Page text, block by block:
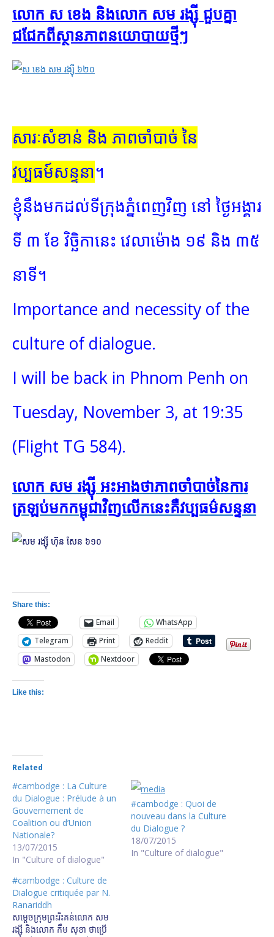
លោក ស ខេង និង​លោក សម រង្ស៊ី ជួប​គ្នា​
ជជែក​ពី​ស្ថានភាព​នយោបាយ​ថ្មីៗ
សារៈសំខាន់ និង ភាពចាំបាច់ នៃ
វប្បធម៍សន្ទនា។
ខ្ញំុនឹងមកដល់ទីក្រុងភ្នំពេញវិញ នៅ ថ្ងៃអង្គារ
ទី ៣ ខែ វិច្ឆិកានេះ វេលាម៉ោង ១៩ និង ៣៥
នាទី។
Importance and necessity of the
culture of dialogue.
I will be back in Phnom Penh on
Tuesday, November 3, at 19:35
(Flight TG 584).
លោក សម រង្ស៊ី អះអាង​ថា​ភាព​ចាំបាច់​នៃ​ការ​
ត្រឡប់​មក​កម្ពុជា​វិញ​លើក​នេះ​គឺ​វប្បធម៌​សន្ទនា
Share this:
Email
WhatsApp
Telegram
Print
Reddit
Mastodon
Nextdoor
Like this:
Related
#cambodge : La Culture
du Dialogue : Prélude à un
Gouvernement de
Coalition ou d’Union
Nationale?
13/07/2015
In "Culture of dialogue"
#cambodge : Quoi de
nouveau dans la Culture
du Dialogue ?
18/07/2015
In "Culture of dialogue"
#cambodge : Culture de
Dialogue critiquée par N.
Ranariddh
សម្ដេច​ក្រុម​ព្រះ​រិះគន់​លោក សម
រង្ស៊ី និង​លោក កឹម សុខា ថា​ប្រើ​